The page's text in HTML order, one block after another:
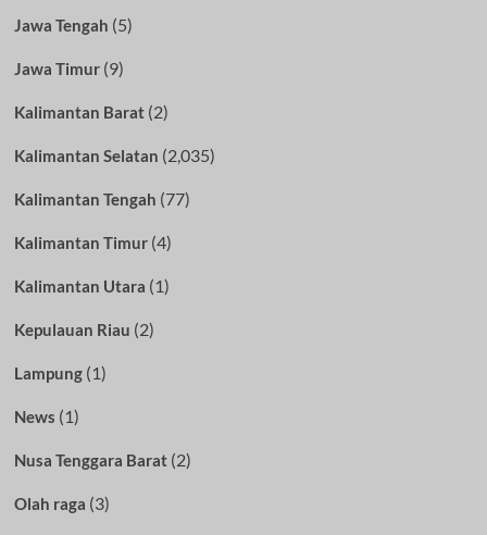
Jawa Tengah (5)
Jawa Timur(9)
Kalimantan Barat(2)
Kalimantan Selatan (2,035)
Kalimantan Tengah (77)
Kalimantan Timur(4)
Kalimantan Utara (1)
Kepulauan Riau (2)
Lampung(1)
News (1)
Nusa Tenggara Barat(2)
Olah raga (3)